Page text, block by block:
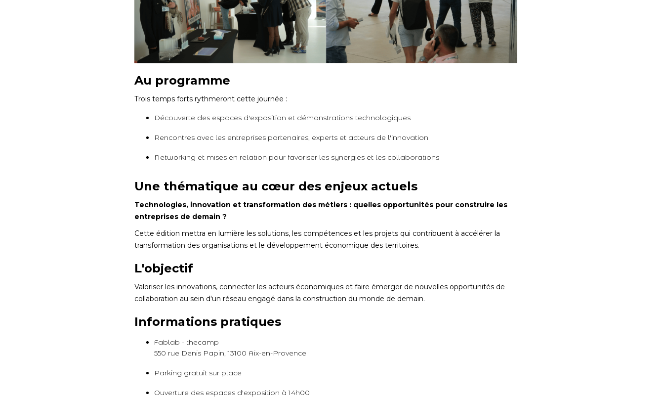
Au programme
Trois temps forts rythmeront cette journée :
Découverte des espaces d'exposition et démonstrations technologiques
Rencontres avec les entreprises partenaires, experts et acteurs de l'innovation
Networking et mises en relation pour favoriser les synergies et les collaborations
Une thématique au cœur des enjeux actuels
Technologies, innovation et transformation des métiers : quelles opportunités pour construire les
entreprises de demain ?
Cette édition mettra en lumière les solutions, les compétences et les projets qui contribuent à accélérer la
transformation des organisations et le développement économique des territoires.
L'objectif
Valoriser les innovations, connecter les acteurs économiques et faire émerger de nouvelles opportunités de
collaboration au sein d'un réseau engagé dans la construction du monde de demain.
Informations pratiques
Fablab - thecamp
550 rue Denis Papin, 13100 Aix-en-Provence
Parking gratuit sur place
Ouverture des espaces d'exposition à 14h00